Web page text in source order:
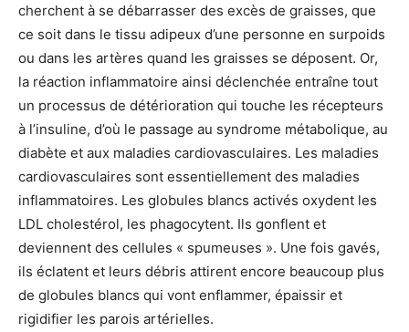
cherchent à se débarrasser des excès de graisses, que
ce soit dans le tissu adipeux d’une personne en surpoids
ou dans les artères quand les graisses se déposent. Or,
la réaction inflammatoire ainsi déclenchée entraîne tout
un processus de détérioration qui touche les récepteurs
à l’insuline, d’où le passage au syndrome métabolique, au
diabète et aux maladies cardiovasculaires. Les maladies
cardiovasculaires sont essentiellement des maladies
inflammatoires. Les globules blancs activés oxydent les
LDL cholestérol, les phagocytent. Ils gonflent et
deviennent des cellules « spumeuses ». Une fois gavés,
ils éclatent et leurs débris attirent encore beaucoup plus
de globules blancs qui vont enflammer, épaissir et
rigidifier les parois artérielles.